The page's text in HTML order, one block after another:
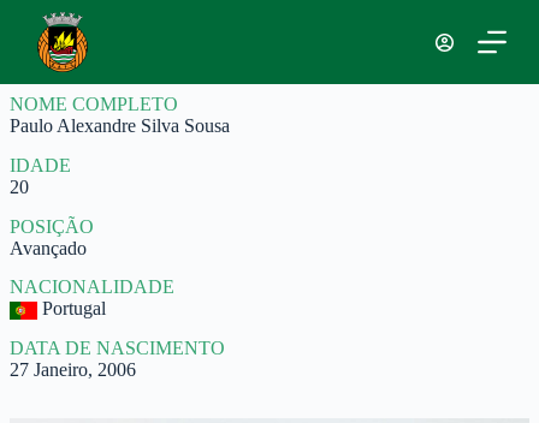
a
r
p
r
a
o
c
o
n
t
e
ú
d
NOME COMPLETO
Paulo Alexandre Silva Sousa
IDADE
20
POSIÇÃO
Avançado
NACIONALIDADE
Portugal
DATA DE NASCIMENTO
27 Janeiro, 2006